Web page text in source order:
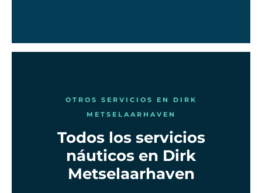
OTROS SERVICIOS EN DIRK
METSELAARHAVEN
Todos los servicios
náuticos en Dirk
Metselaarhaven